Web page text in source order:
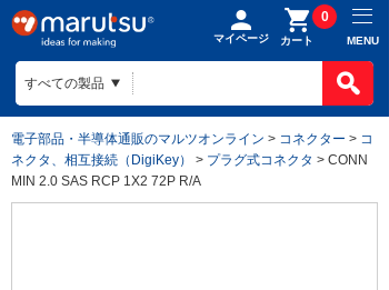
マイページ カート
0
MENU
電子部品・半導体通販のマルツオンライン > コネクター > コ
ネクタ、相互接続（DigiKey）
> プラグ式コネクタ > CONN
MIN 2.0 SAS RCP 1X2 72P R/A